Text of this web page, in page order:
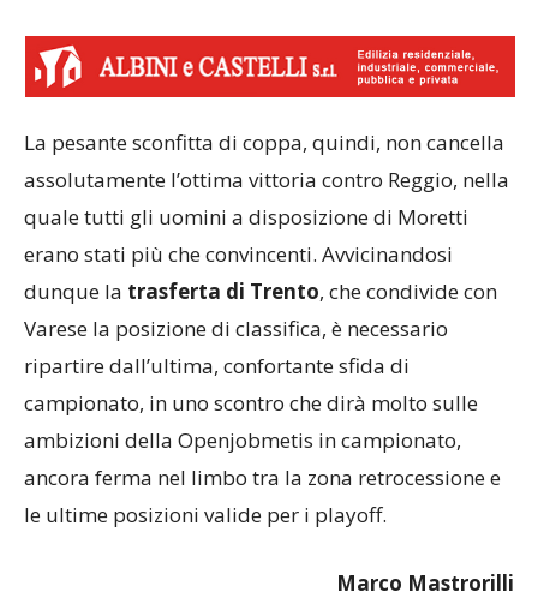
La pesante sconfitta di coppa, quindi, non cancella
assolutamente l’ottima vittoria contro Reggio, nella
quale tutti gli uomini a disposizione di Moretti
erano stati più che convincenti. Avvicinandosi
dunque la trasferta di Trento, che condivide con
Varese la posizione di classifica, è necessario
ripartire dall’ultima, confortante sfida di
campionato, in uno scontro che dirà molto sulle
ambizioni della Openjobmetis in campionato,
ancora ferma nel limbo tra la zona retrocessione e
le ultime posizioni valide per i playoff.
Marco Mastrorilli